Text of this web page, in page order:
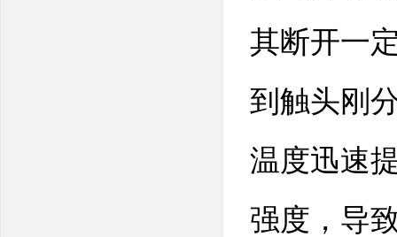
其断开一
到触头刚
温度迅速
强度，导